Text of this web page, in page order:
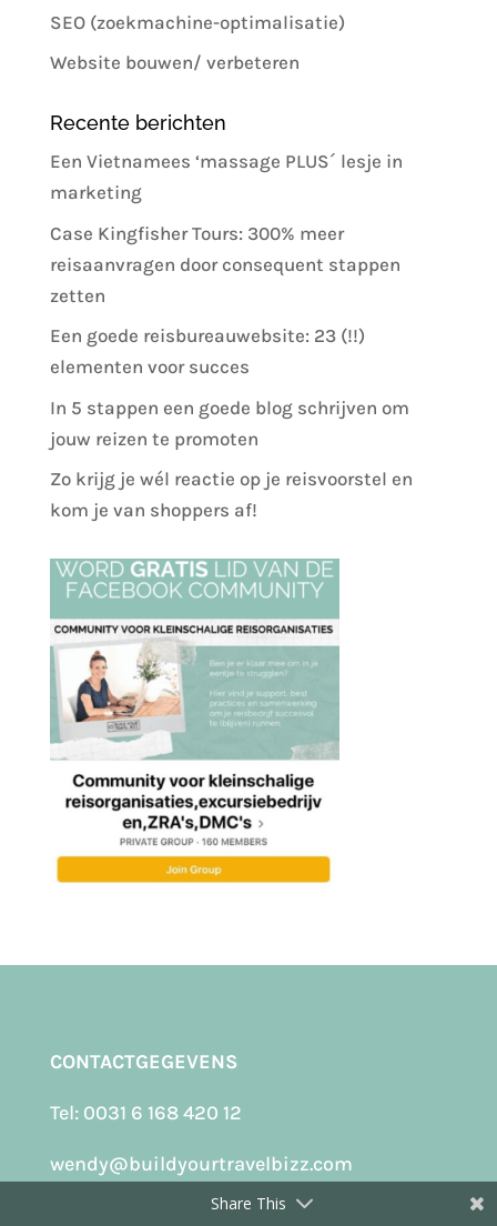
SEO (zoekmachine-optimalisatie)
Website bouwen/ verbeteren
Recente berichten
Een Vietnamees ‘massage PLUS´ lesje in
marketing
Case Kingfisher Tours: 300% meer
reisaanvragen door consequent stappen
zetten
Een goede reisbureauwebsite: 23 (!!)
elementen voor succes
In 5 stappen een goede blog schrijven om
jouw reizen te promoten
Zo krijg je wél reactie op je reisvoorstel en
kom je van shoppers af!
CONTACTGEGEVENS
Tel: 0031 6 168 420 12
wendy@buildyourtravelbizz.com
Share This